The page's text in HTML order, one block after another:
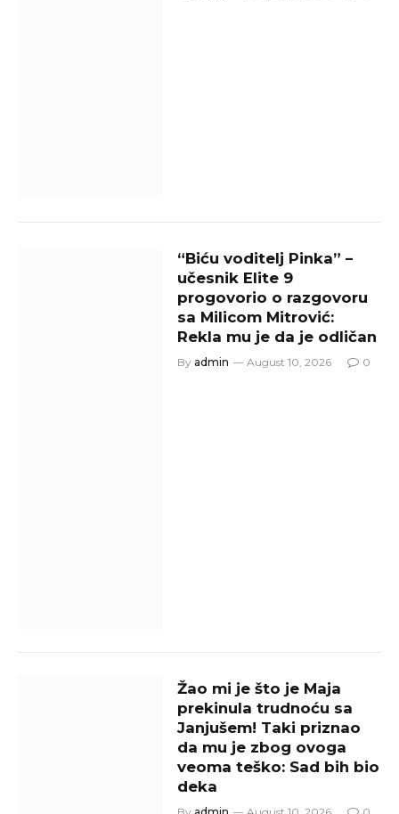
“Biću voditelj Pinka” –
učesnik Elite 9
progovorio o razgovoru
sa Milicom Mitrović:
Rekla mu je da je odličan
By admin August 10, 2026 0
Žao mi je što je Maja
prekinula trudnoću sa
Janjušem! Taki priznao
da mu je zbog ovoga
veoma teško: Sad bih bio
deka